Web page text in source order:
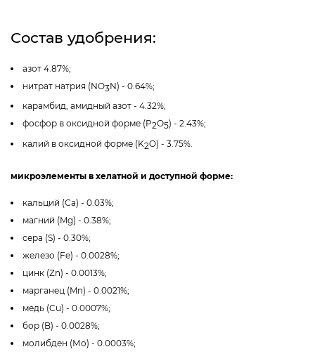
Состав удобрения:
азот 4.87%;
нитрат натрия (NO3N) - 0.64%;
карамбид, амидный азот - 4.32%;
фосфор в оксидной форме (P2O5) - 2.43%;
калий в оксидной форме (K2O) - 3.75%.
микроэлементы в хелатной и доступной форме:
кальций (Са) - 0.03%;
магний (Mg) - 0.38%;
сера (S) - 0.30%;
железо (Fe) - 0.0028%;
цинк (Zn) - 0.0013%;
марганец (Mn) - 0.0021%;
медь (Cu) - 0.0007%;
бор (B) - 0.0028%;
молибден (Мо) - 0.0003%;